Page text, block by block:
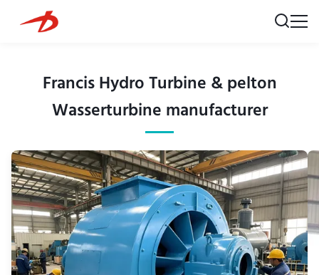
Francis Hydro Turbine & pelton
Wasserturbine manufacturer